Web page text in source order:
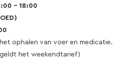
– 18:00
ophalen van voer en medicatie.
het weekendtarief)